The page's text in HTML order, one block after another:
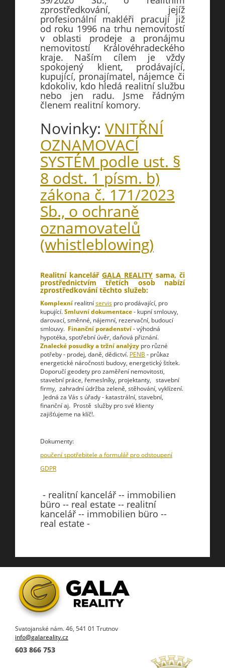
zprostředkování, jejíž
profesionální makléři pracují již
od roku 1996 na trhu nemovitostí
v oblasti prodeje a pronájmu
nemovitostí Královéhradeckého
kraje. Naším cílem je vždy
spokojený klient, prodávající,
kupující, pronajímatel, nájemce či
kdokoliv, kdo hledá realitní službu
nebo jen radu. Jsme řádným
členem realitní komory.
Novinky: VNITŘNÍ
OZNAMOVACÍ
SYSTÉM podle ust. §
8 odst. 1 písm. b)
zákona č. 171/2023
Sb., o ochraně
oznamovatelů
(whistleblowing)
Realitní kancelář GALA REALITY sama, či
prostřednictvím třetích osob nabízí
zprostředkování těchto služeb:
Komplexní realitníservis pro prodávající, pro
kupující.Smluvní dokumentace- kupní smlouvy,
darovací, směnné, nájemní, rezervační, budoucí
smlouvy. Finanční poradenství- výhodná
hypotéka, spotřební úvěr, daňová přiznání.
Znalecké posudky a tržní analýzy pro různé
potřeby - prodej, daně, dědictví. PENB - průkaz
energetické náročnosti budovy, energetický štítek.
Doporučí geodety pro zaměření nemovitosti,
stavební práce, řemeslníky, projektanty, stavební
firmy, zahradní údržba zeleně, stěhování, vyklízení.
Jedná za Vás s úřady - katastrální, stavební,
finanční aj. Prostě služby pro své klienty
zajišťujeme na klíč!.
Dokumenty:
poučení spotřebitele a formulář pro odstoupení
GDPR
- realitní kancelář -- immobilien
büro -- real estate -- realitní
kancelář -- immobilien büro --
real estate -
Svatojanské nám. 46, 541 01 Trutnov
info@galareality.cz
603 866 753